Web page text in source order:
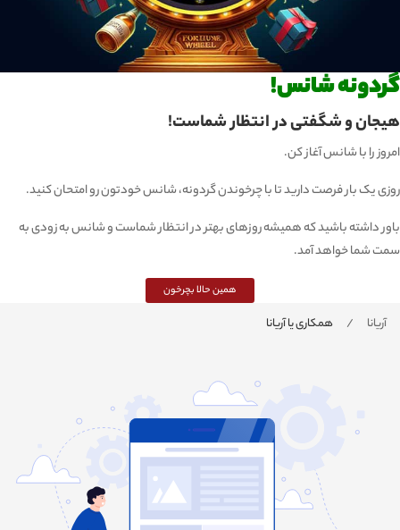
گردونه شانس!
هیجان و شگفتی در انتظار شماست!
امروز را با شانس آغاز کن.
روزی یک بار فرصت دارید تا با چرخوندن گردونه، شانس خودتون رو امتحان کنید.
باور داشته باشید که همیشه روزهای بهتر در انتظار شماست و شانس به زودی به
سمت شما خواهد آمد.
همین حالا بچرخون
آریانا همکاری یا آریانا